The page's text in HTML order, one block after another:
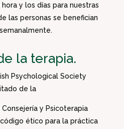
y los días para nuestras
las personas se benefician
la terapia.
Psychological Society
de la
y Psicoterapia
código ético para la práctica